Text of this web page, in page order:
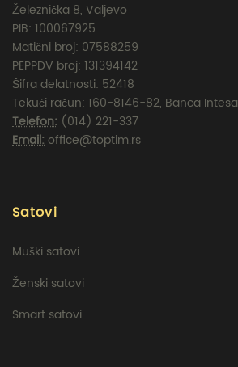
Železnička 8, Valjevo
PIB: 100067925
Matični broj: 07588259
PEPPDV broj: 131394142
Šifra delatnosti: 52418
Tekući račun: 160-8146-82, Banca Intesa
Telefon: (014) 221-337
Email:office@toptim.rs
Satovi
Muški satovi
Ženski satovi
Smart satovi